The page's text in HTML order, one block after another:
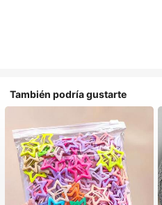
También podría gustarte